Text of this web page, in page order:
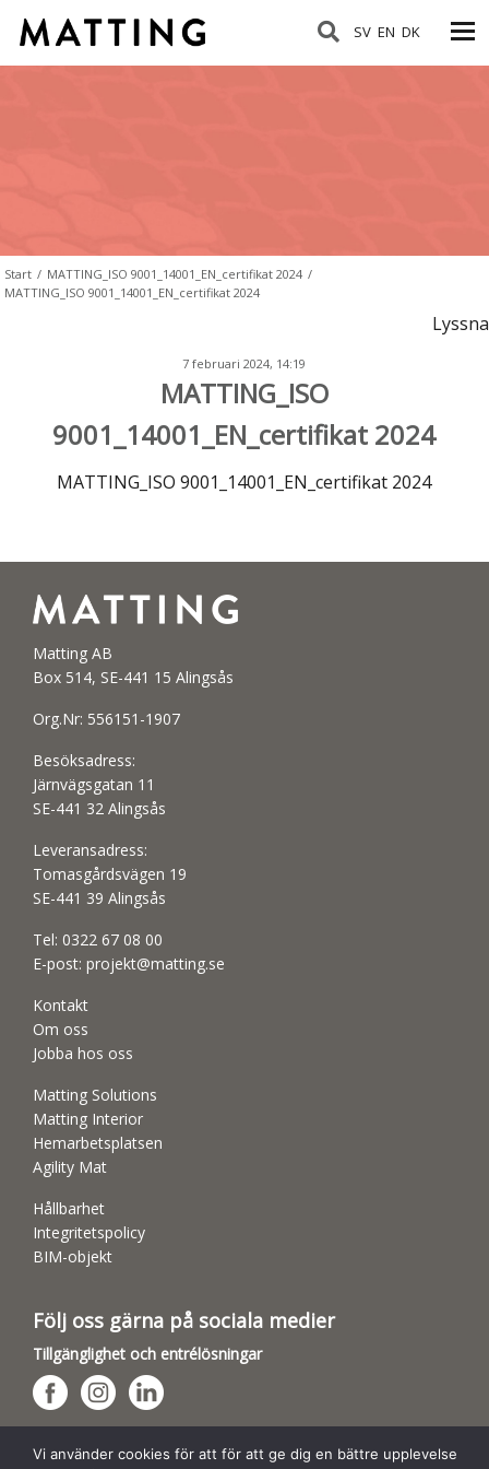
SV EN DK
Start / MATTING_ISO 9001_14001_EN_certifikat 2024 /
MATTING_ISO 9001_14001_EN_certifikat 2024
Lyssna
7 februari 2024, 14:19
MATTING_ISO
9001_14001_EN_certifikat 2024
MATTING_ISO 9001_14001_EN_certifikat 2024
Matting AB
Box 514, SE-441 15 Alingsås
Org.Nr: 556151-1907
Besöksadress:
Järnvägsgatan 11
SE-441 32 Alingsås
Leveransadress:
Tomasgårdsvägen 19
SE-441 39 Alingsås
Tel: 0322 67 08 00
E-post: projekt@matting.se
Kontakt
Om oss
Jobba hos oss
Matting Solutions
Matting Interior
Hemarbetsplatsen
Agility Mat
Hållbarhet
Integritetspolicy
BIM-objekt
Följ oss gärna på sociala medier
Tillgänglighet och entrélösningar
Hundsporthallar
Vi använder cookies för att för att ge dig en bättre upplevelse